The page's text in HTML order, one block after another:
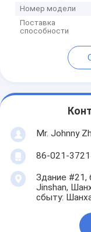
Номер модели
Поставка
способности
Mr. Johnny
86-021-
Здание #21,
Jinshan,
сбыту: